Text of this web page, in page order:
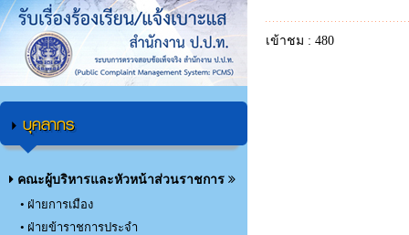
บุคลากร
คณะผู้บริหารและหัวหน้าส่วนราชการ
• ฝ่ายการเมือง
• ฝ่ายข้าราชการประจำ
เข้าชม : 480